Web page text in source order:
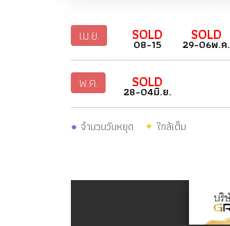
เม.ย. 08-15
SOLD 29-06พ.ค.
SOLD
พ.ค. 28-04มิ.ย.
SOLD
● จำนวนวันหยุด ✦ ใกล้เต็ม